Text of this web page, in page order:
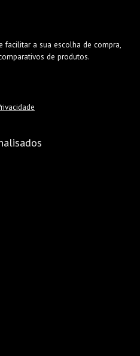
facilitar a sua escolha de compra,
de produtos.